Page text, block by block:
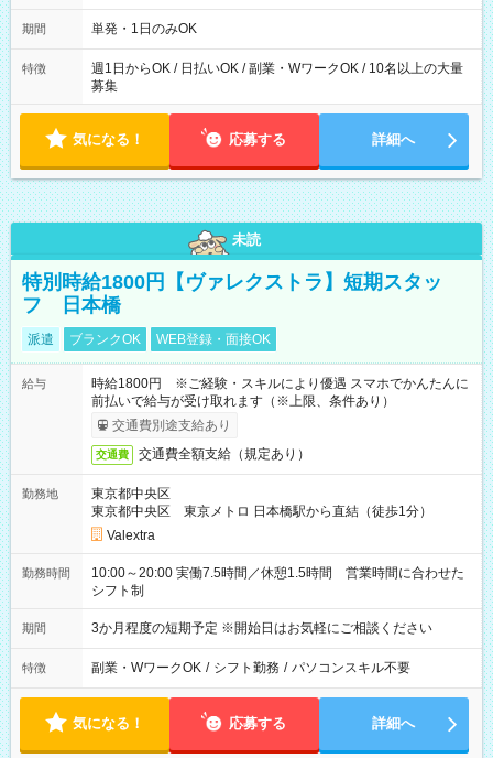
～21：00
期間 単発・1日のみOK
特徴
週1日からOK / 日払いOK / 副業・WワークOK / 10名以上の大量
募集
気になる！ 応募する 詳細へ
未読
特別時給1800円【ヴァレクストラ】短期スタッ
フ 日本橋
派遣 ブランクOK WEB登録・面接OK
給与
時給1800円 ※ご経験・スキルにより優遇 スマホでかんたんに
前払いで給与が受け取れます（※上限、条件あり）
交通費別途支給あり
交通費 交通費全額支給（規定あり）
勤務地
東京都中央区
東京都中央区 東京メトロ 日本橋駅から直結（徒歩1分）
Valextra
勤務時間
10:00～20:00 実働7.5時間／休憩1.5時間 営業時間に合わせた
シフト制
期間 3か月程度の短期予定 ※開始日はお気軽にご相談ください
特徴 副業・WワークOK / シフト勤務 / パソコンスキル不要
気になる！ 応募する 詳細へ